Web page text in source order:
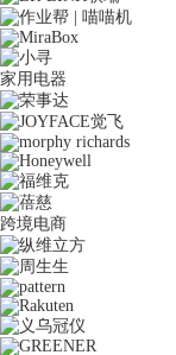
家用电器
跨境电商